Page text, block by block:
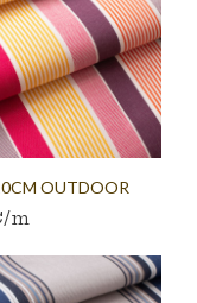
OUTDOOR
m